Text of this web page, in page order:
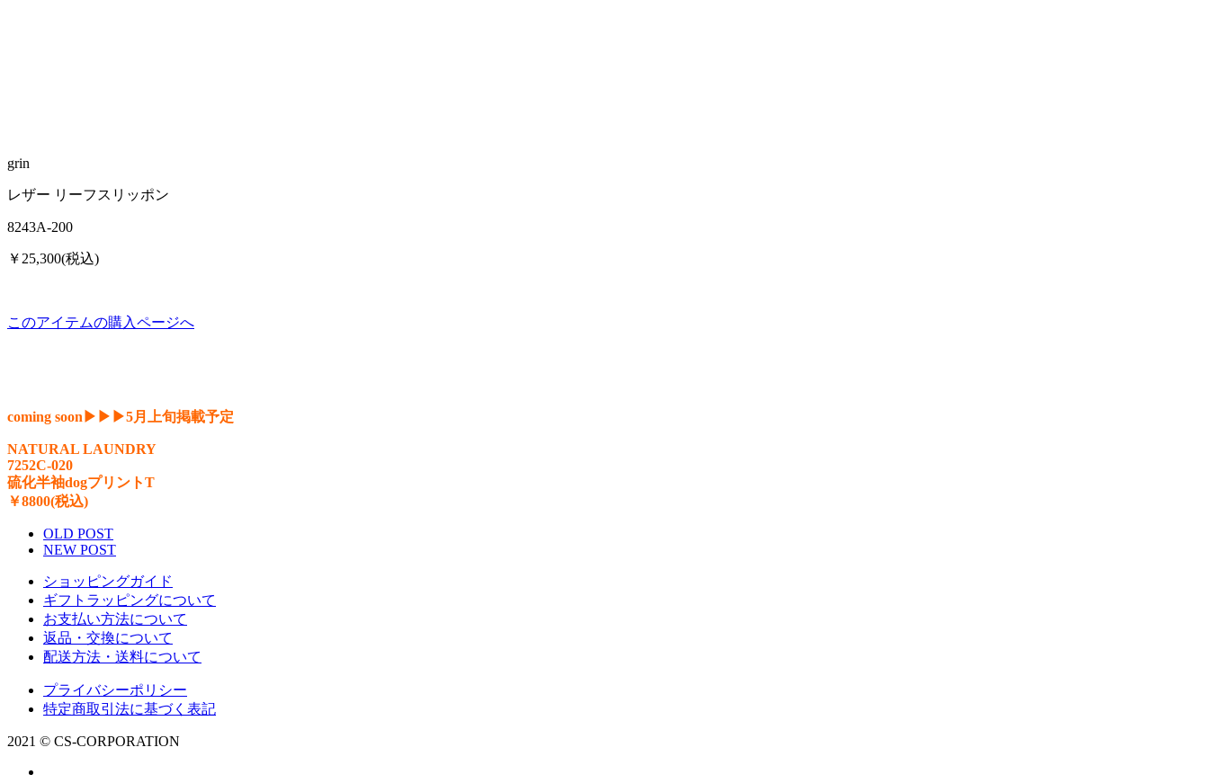
grin
レザー リーフスリッポン
8243A-200
￥25,300(税込)
このアイテムの購入ページへ
coming soon▶︎▶︎▶︎5月上旬掲載予定
NATURAL LAUNDRY
7252C-020
硫化半袖dogプリントT
￥8800(税込)
OLD POST
NEW POST
ショッピングガイド
ギフトラッピングについて
お支払い方法について
返品・交換について
配送方法・送料について
プライバシーポリシー
特定商取引法に基づく表記
2021 © CS-CORPORATION